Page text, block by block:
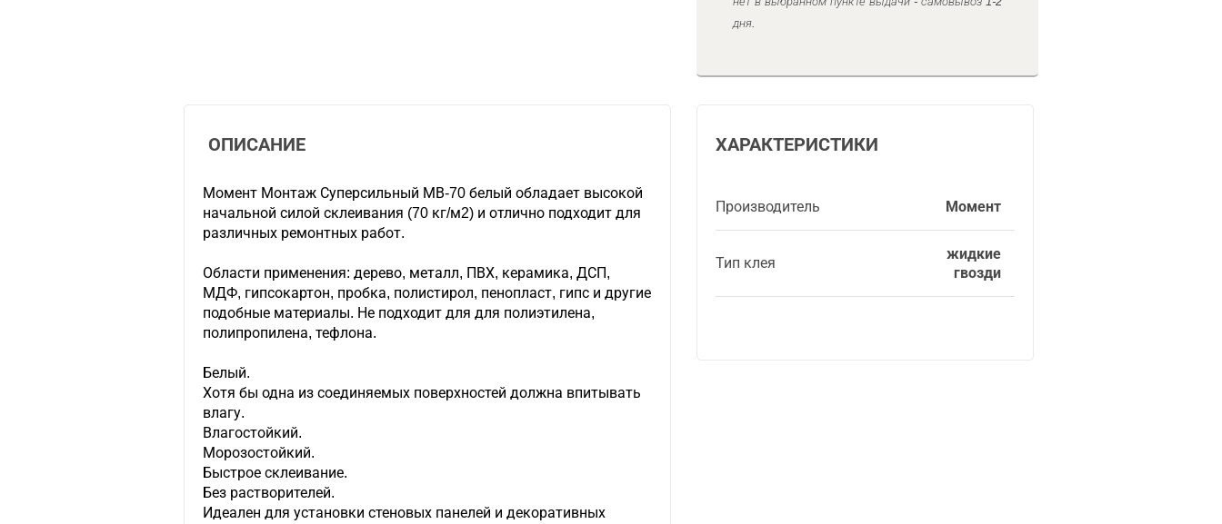
дня.
ХАРАКТЕРИСТИКИ
Производитель Момент
Тип клея
жидкие
гвозди
ОПИСАНИЕ
Момент Монтаж Суперсильный МВ-70 белый обладает высокой
начальной силой склеивания (70 кг/м2) и отлично подходит для
различных ремонтных работ.
Области применения: дерево, металл, ПВХ, керамика, ДСП,
МДФ, гипсокартон, пробка, полистирол, пенопласт, гипс и другие
подобные материалы. Не подходит для для полиэтилена,
полипропилена, тефлона.
Белый.
Хотя бы одна из соединяемых поверхностей должна впитывать
влагу.
Влагостойкий.
Морозостойкий.
Быстрое склеивание.
Без растворителей.
Идеален для установки стеновых панелей и декоративных